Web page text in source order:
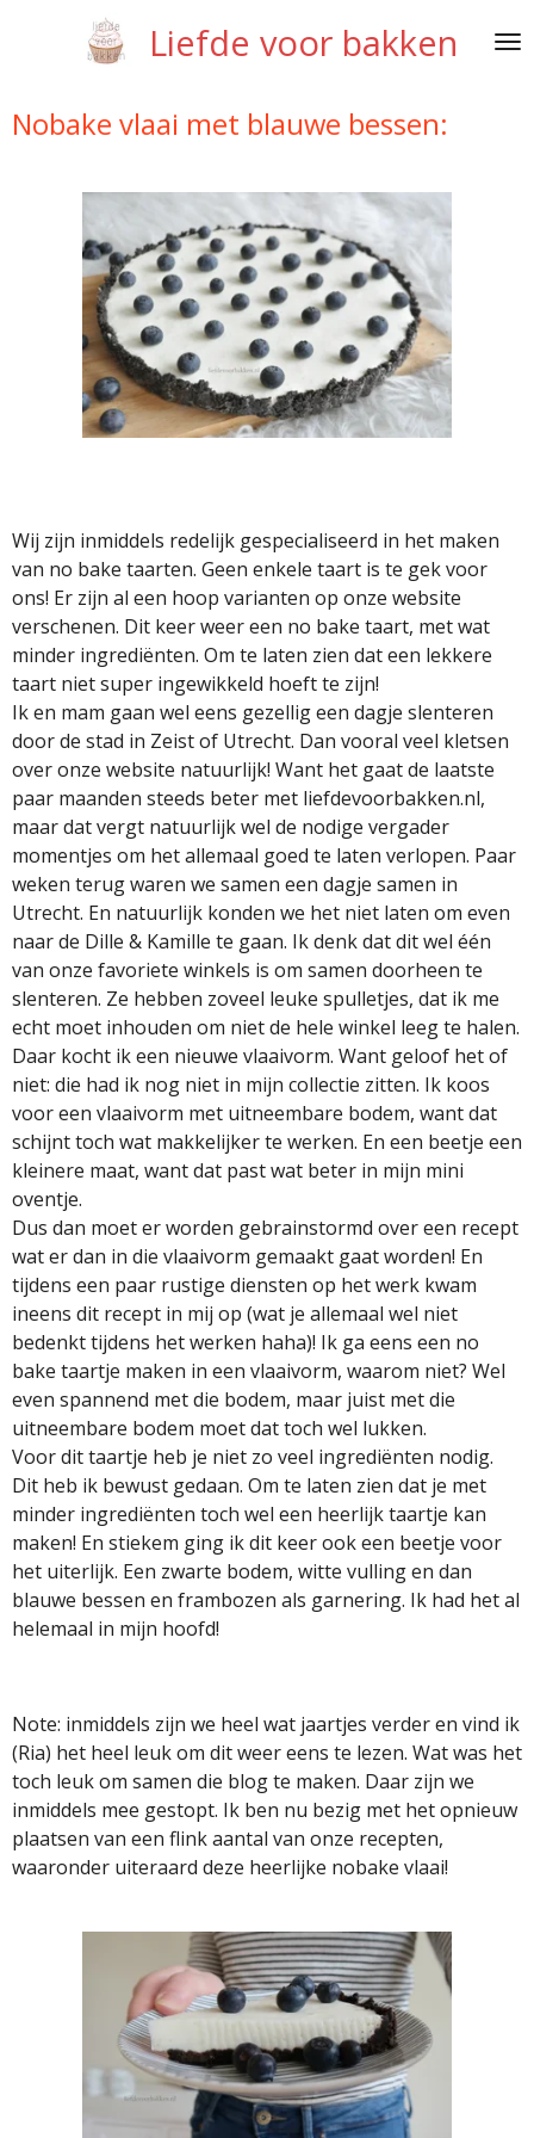
de
hoofdinhoud
Liefde voor bakken
Nobake vlaai met blauwe bessen:
Wij zijn inmiddels redelijk gespecialiseerd in het maken
van no bake taarten. Geen enkele taart is te gek voor
ons! Er zijn al een hoop varianten op onze website
verschenen. Dit keer weer een no bake taart, met wat
minder ingrediënten. Om te laten zien dat een lekkere
taart niet super ingewikkeld hoeft te zijn!
Ik en mam gaan wel eens gezellig een dagje slenteren
door de stad in Zeist of Utrecht. Dan vooral veel kletsen
over onze website natuurlijk! Want het gaat de laatste
paar maanden steeds beter met liefdevoorbakken.nl,
maar dat vergt natuurlijk wel de nodige vergader
momentjes om het allemaal goed te laten verlopen. Paar
weken terug waren we samen een dagje samen in
Utrecht. En natuurlijk konden we het niet laten om even
naar de Dille & Kamille te gaan. Ik denk dat dit wel één
van onze favoriete winkels is om samen doorheen te
slenteren. Ze hebben zoveel leuke spulletjes, dat ik me
echt moet inhouden om niet de hele winkel leeg te halen.
Daar kocht ik een nieuwe vlaaivorm. Want geloof het of
niet: die had ik nog niet in mijn collectie zitten. Ik koos
voor een vlaaivorm met uitneembare bodem, want dat
schijnt toch wat makkelijker te werken. En een beetje een
kleinere maat, want dat past wat beter in mijn mini
oventje.
Dus dan moet er worden gebrainstormd over een recept
wat er dan in die vlaaivorm gemaakt gaat worden! En
tijdens een paar rustige diensten op het werk kwam
ineens dit recept in mij op (wat je allemaal wel niet
bedenkt tijdens het werken haha)! Ik ga eens een no
bake taartje maken in een vlaaivorm, waarom niet? Wel
even spannend met die bodem, maar juist met die
uitneembare bodem moet dat toch wel lukken.
Voor dit taartje heb je niet zo veel ingrediënten nodig.
Dit heb ik bewust gedaan. Om te laten zien dat je met
minder ingrediënten toch wel een heerlijk taartje kan
maken! En stiekem ging ik dit keer ook een beetje voor
het uiterlijk. Een zwarte bodem, witte vulling en dan
blauwe bessen en frambozen als garnering. Ik had het al
helemaal in mijn hoofd!
Note: inmiddels zijn we heel wat jaartjes verder en vind ik
(Ria) het heel leuk om dit weer eens te lezen. Wat was het
toch leuk om samen die blog te maken. Daar zijn we
inmiddels mee gestopt. Ik ben nu bezig met het opnieuw
plaatsen van een flink aantal van onze recepten,
waaronder uiteraard deze heerlijke nobake vlaai!